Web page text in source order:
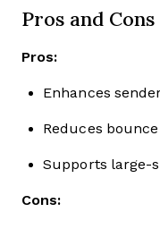
Pros and Cons
Pros:
Enhances
Reduces
Supports large-
Cons: